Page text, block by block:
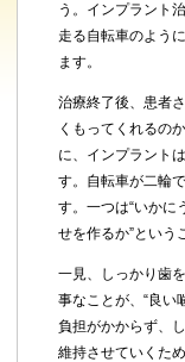
う。インプラント
走る自転車のよう
ます。
治療終了後、患者
くもってくれるの
に、インプラント
す。自転車が二輪
す。一つは“いかに
せを作るか”という
一見、しっかり歯
事なことが、“良い
負担がかからず、
維持させていくた